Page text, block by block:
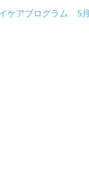
ケアプログラム 5月